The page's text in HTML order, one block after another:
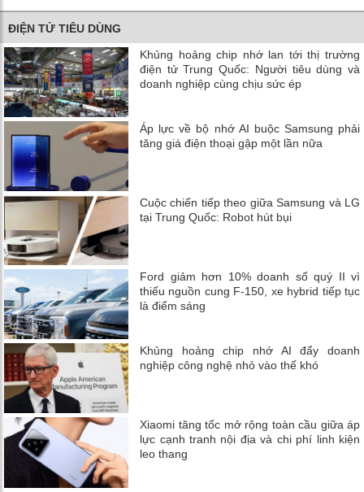
ĐIỆN TỬ TIÊU DÙNG
Khủng hoảng chip nhớ lan tới thị trường
điện tử Trung Quốc: Người tiêu dùng và
doanh nghiệp cùng chịu sức ép
Áp lực về bộ nhớ AI buộc Samsung phải
tăng giá điện thoại gập một lần nữa
Cuộc chiến tiếp theo giữa Samsung và LG
tại Trung Quốc: Robot hút bụi
Ford giảm hơn 10% doanh số quý II vì
thiếu nguồn cung F-150, xe hybrid tiếp tục
là điểm sáng
Khủng hoảng chip nhớ AI đẩy doanh
nghiệp công nghệ nhỏ vào thế khó
Xiaomi tăng tốc mở rộng toàn cầu giữa áp
lực cạnh tranh nội địa và chi phí linh kiện
leo thang